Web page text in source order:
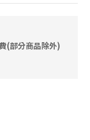
(部分商品除外)